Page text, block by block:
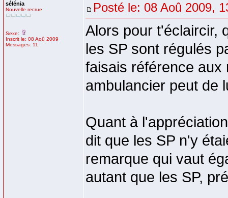
sélénia
Nouvelle recrue
Sexe:
Inscrit le: 08 Aoû 2009
Messages: 11
Posté le: 08 Aoû 2009,
Alors pour t'éclaircir,
les SP sont régulés
faisais référence aux
ambulancier peut de
Quant à
dit que les SP n'y
remarque qui vaut
autant que les SP,